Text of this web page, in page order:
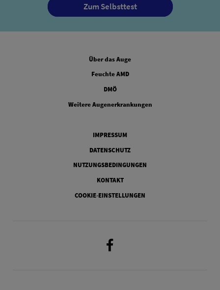
Zum Selbsttest
Über das Auge
Feuchte AMD
DMÖ
Weitere Augenerkrankungen
IMPRESSUM
DATENSCHUTZ
NUTZUNGSBEDINGUNGEN
KONTAKT
COOKIE-EINSTELLUNGEN